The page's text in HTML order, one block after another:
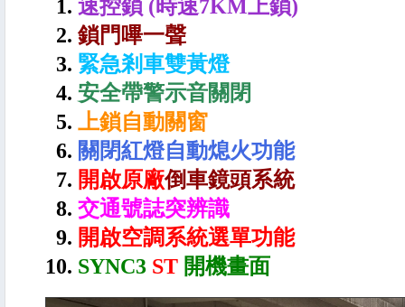
1. 速控鎖 (時速7KM上鎖)
2. 鎖門嗶一聲
3. 緊急剎車雙黃燈
4. 安全帶警示音關閉
5. 上鎖自動關窗
6. 關閉紅燈自動熄火功能
7. 開啟原廠倒車鏡頭系統
8. 交通號誌突辨識
9. 開啟空調系統選單功能
10. SYNC3 ST 開機畫面